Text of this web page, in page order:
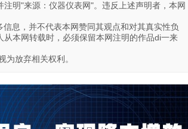
明"来源：仪器仪表网"。违反上述声明者，本网
息，并不代表本网赞同其观点和对其真实性负
本网转载时，必须保留本网注明的作品di一来
放弃相关权利。